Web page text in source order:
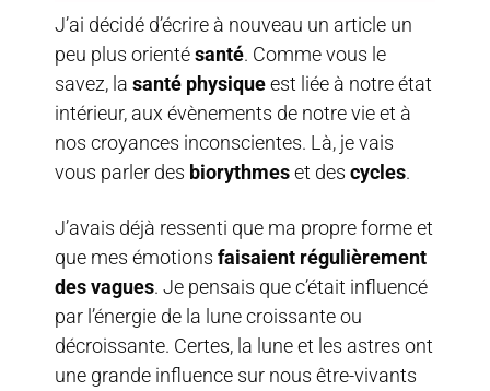
J’ai décidé d’écrire à nouveau un article un
peu plus orientésanté. Comme vous le
savez, la santé physiqueest liée à notre état
intérieur, aux évènements de notre vie et à
nos croyances inconscientes. Là, je vais
vous parler des biorythmeset des cycles.
J’avais déjà ressenti que ma propre forme et
que mes émotions faisaient régulièrement
des vagues. Je pensais que c’était influencé
par l’énergie de la lune croissante ou
décroissante. Certes, la lune et les astres ont
une grande influence sur nous être-vivants